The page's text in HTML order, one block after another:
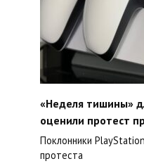
«Неделя тишины»
оценили протест
Поклонники
протеста